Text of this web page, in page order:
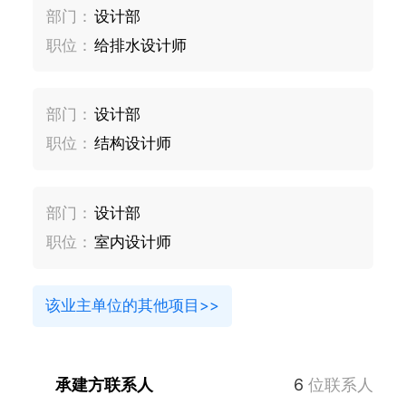
部门： 设计部
职位： 给排水设计师
部门： 设计部
职位： 结构设计师
部门： 设计部
职位： 室内设计师
该业主单位的其他项目>>
承建方联系人 6 位联系人